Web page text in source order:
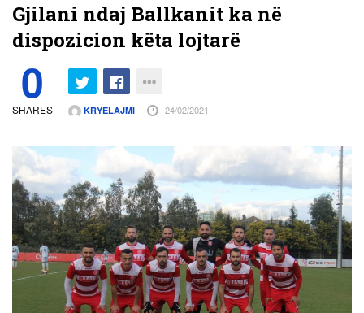
Gjilani ndaj Ballkanit ka në
dispozicion këta lojtarë
0
SHARES KRYELAJMI 24/02/2021